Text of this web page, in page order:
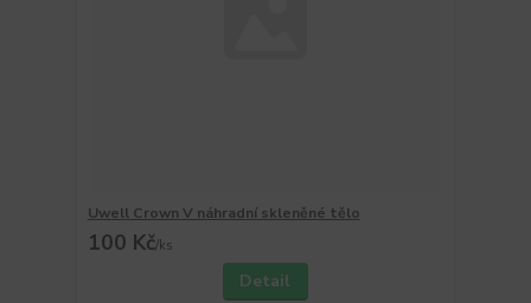
Uwell Crown V náhradní skleněné tělo
100 Kč/ks
Detail